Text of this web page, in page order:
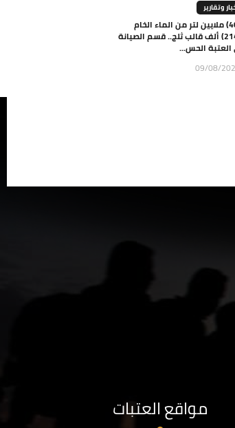
وتقارير
(408) ملايين لتر من الماء الخام
و(214) ألف قالب ثلج.. قسم الصيانة
الحس...
09/08/
مواقع العتبات